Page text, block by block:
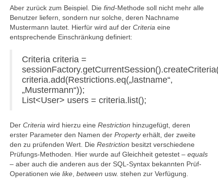
Aber zurück zum Beispiel. Die find-Methode soll nicht mehr alle
Benutzer liefern, sondern nur solche, deren Nachname
Mustermann lautet. Hierfür wird auf der Criteria eine
entsprechende Einschränkung definiert:
Criteria criteria =
criteria.add(Restrictions.eq(„lastname“,
„Mustermann“));
List<User> users = criteria.list();
Der Criteria wird hierzu eine Restriction hinzugefügt, deren
erster Parameter den Namen der Propertyerhält, der zweite
den zu prüfenden Wert. Die Restriction besitzt verschiedene
Prüfungs-Methoden. Hier wurde auf Gleichheit getestet – equals
– aber auch die anderen aus der SQL-Syntax bekannten Prüf-
Operationen wie like between usw. stehen zur Verfügung.